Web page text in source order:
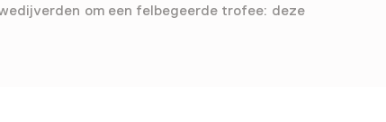
om een felbegeerde trofee: deze